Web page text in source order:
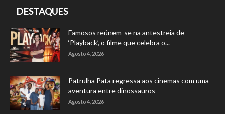
DESTAQUES
Famosos reúnem-se na antestreia de
‘Playback’, o filme que celebra o...
Agosto 4, 2026
Patrulha Pata regressa aos cinemas com uma
aventura entre dinossauros
Agosto 4, 2026